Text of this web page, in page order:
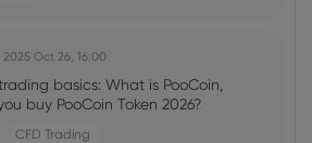
2025 Oct 26, 16:00
basics: What is PooCoin,
buy PooCoin Token 2026?
CFD Trading